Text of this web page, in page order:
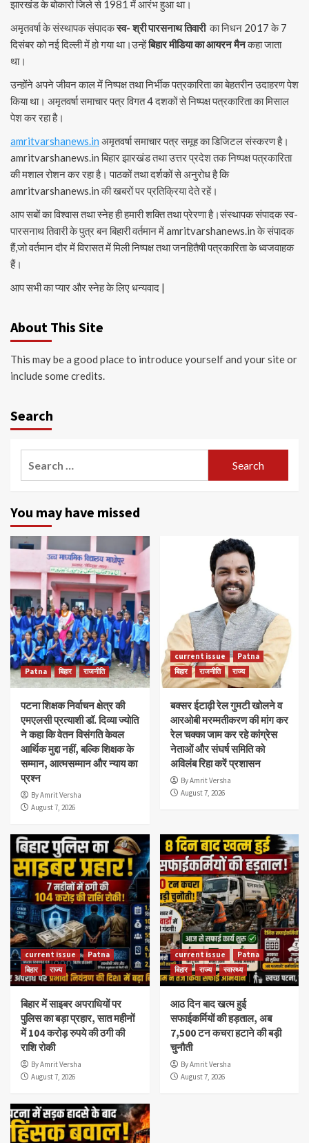
झारखंड के बोकारो जिले से 1981 में आरंभ हुआ था।
अमृतवर्षा के संस्थापक संपादकस्व- श्री पारसनाथ तिवारीका निधन 2017 के 7
दिसंबर को नई दिल्ली में हो गया था।उन्हेंबिहार मीडिया का आयरन मैनकहा जाता
था।
उन्होंने अपने जीवन काल में निष्पक्ष तथा निर्भीक पत्रकारिता का बेहतरीन उदाहरण पेश
किया था। अमृतवर्षा समाचार पत्र विगत 4 दशकों से निष्पक्ष पत्रकारिता का मिसाल
पेश कर रहा है।
amritvarshanews.in अमृतवर्षा समाचार पत्र समूह का डिजिटल संस्करण है।
amritvarshanews.in बिहार झारखंड तथा उत्तर प्रदेश तक निष्पक्ष पत्रकारिता
की मशाल रोशन कर रहा है। पाठकों तथा दर्शकों से अनुरोध है कि
amritvarshanews.in की खबरों पर प्रतिक्रिया देते रहें।
आप सबों का विश्वास तथा स्नेह ही हमारी शक्ति तथा प्रेरणा है।संस्थापक संपादक स्व-
पारसनाथ तिवारी के पुत्र बन बिहारी वर्तमान में amritvarshanews.in के संपादक
हैं,जो वर्तमान दौर में विरासत में मिली निष्पक्ष तथा जनहितैषी पत्रकारिता के ध्वजवाहक
हैं।
आप सभी का प्यार और स्नेह के लिए धन्यवाद |
About This Site
This may be a good place to introduce yourself and your site or
include some credits.
Search
You may have missed
Patna बिहार राजनीति
पटना शिक्षक निर्वाचन क्षेत्र की
एमएलसी प्रत्याशी डॉ. दिव्या ज्योति
ने कहा कि वेतन विसंगति केवल
आर्थिक मुद्दा नहीं, बल्कि शिक्षक के
सम्मान, आत्मसम्मान और न्याय का
प्रश्न
By Amrit Versha
August 7, 2026
current issue
Patna
बिहार
राजनीति राज्य
बक्सर ईटाढ़ी रेल गुमटी खोलने व
आरओबी मरम्मतीकरण की मांग कर
रेल चक्का जाम कर रहे कांग्रेस
नेताओं और संघर्ष समिति को
अविलंब रिहा करें प्रशासन
By Amrit Versha
August 7, 2026
current issue
Patna
बिहार
राज्य
बिहार में साइबर अपराधियों पर
पुलिस का बड़ा प्रहार, सात महीनों
में 104 करोड़ रुपये की ठगी की
राशि रोकी
By Amrit Versha
August 7, 2026
current issue
Patna
बिहार
राज्य स्वास्थ्य
आठ दिन बाद खत्म हुई
सफाईकर्मियों की हड़ताल, अब
7,500 टन कचरा हटाने की बड़ी
चुनौती
By Amrit Versha
August 7, 2026